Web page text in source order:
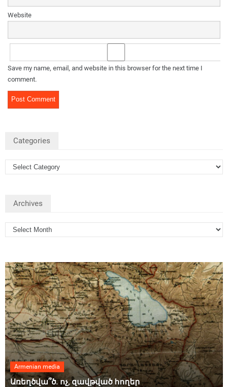
Website
Save my name, email, and website in this browser for the next time I
comment.
Categories
Archives
Armenian media
Առեղծվա՞ծ. ոչ, զավթված հողեր